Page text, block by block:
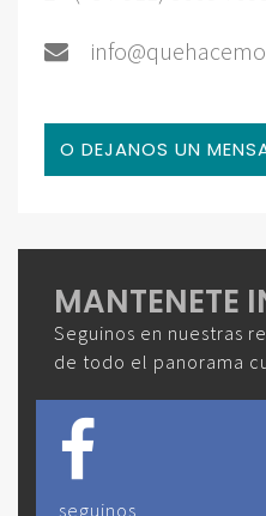
O DEJANOS UN
MANTENETE
Seguinos en nuestras
de todo el panorama
seguinos